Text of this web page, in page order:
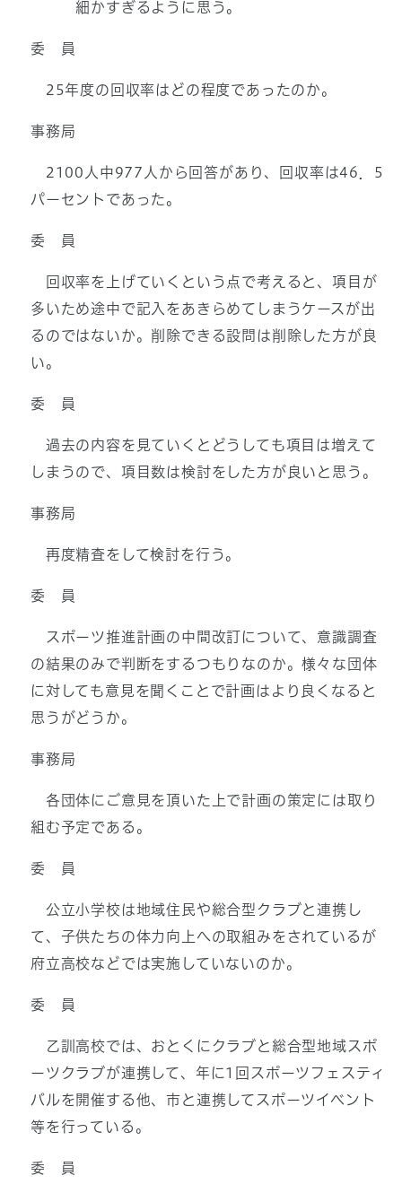
細かすぎるように思う。
委 員
25年度の回収率はどの程度であったのか。
事務局
2100人中977人から回答があり、回収率は46．5
パーセントであった。
委 員
回収率を上げていくという点で考えると、項目が
多いため途中で記入をあきらめてしまうケースが出
るのではないか。削除できる設問は削除した方が良
い。
委 員
過去の内容を見ていくとどうしても項目は増えて
しまうので、項目数は検討をした方が良いと思う。
事務局
再度精査をして検討を行う。
委 員
スポーツ推進計画の中間改訂について、意識調査
の結果のみで判断をするつもりなのか。様々な団体
に対しても意見を聞くことで計画はより良くなると
思うがどうか。
事務局
各団体にご意見を頂いた上で計画の策定には取り
組む予定である。
委 員
公立小学校は地域住民や総合型クラブと連携し
て、子供たちの体力向上への取組みをされているが
府立高校などでは実施していないのか。
委 員
乙訓高校では、おとくにクラブと総合型地域スポ
ーツクラブが連携して、年に1回スポーツフェスティ
バルを開催する他、市と連携してスポーツイベント
等を行っている。
委 員